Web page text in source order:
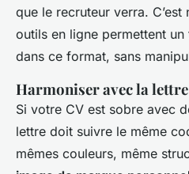
que le recruteur verra.
outils en ligne permettent
dans ce format, sans
Harmoniser avec la
Si votre CV est sobre avec
lettre doit suivre le même
mêmes couleurs, même